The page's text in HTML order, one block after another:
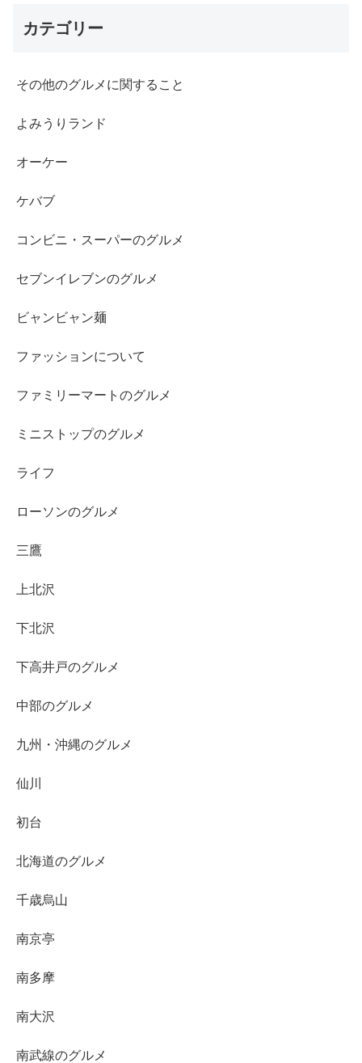
カテゴリー
その他のグルメに関すること
よみうりランド
オーケー
ケバブ
コンビニ・スーパーのグルメ
セブンイレブンのグルメ
ビャンビャン麺
ファッションについて
ファミリーマートのグルメ
ミニストップのグルメ
ライフ
ローソンのグルメ
三鷹
上北沢
下北沢
下高井戸のグルメ
中部のグルメ
九州・沖縄のグルメ
仙川
初台
北海道のグルメ
千歳烏山
南京亭
南多摩
南大沢
南武線のグルメ